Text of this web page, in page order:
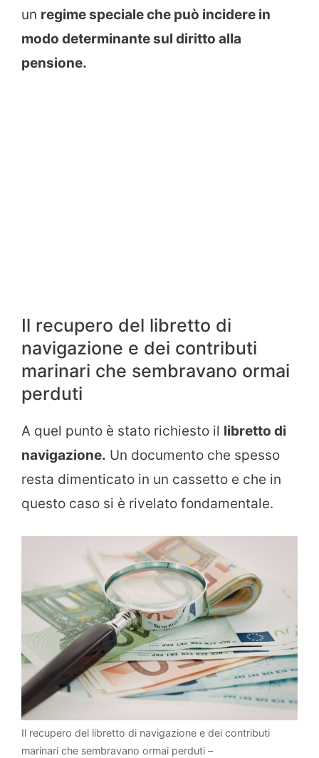
un regime speciale che può incidere in
modo determinante sul diritto alla
pensione.
Il recupero del libretto di
navigazione e dei contributi
marinari che sembravano ormai
perduti
A quel punto è stato richiesto il libretto di
navigazione. Un documento che spesso
resta dimenticato in un cassetto e che in
questo caso si è rivelato fondamentale.
Il recupero del libretto di navigazione e dei contributi
marinari che sembravano ormai perduti –